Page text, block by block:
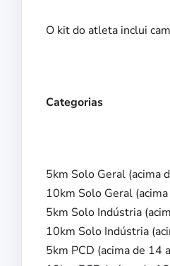
O kit do atleta inclui
Categorias
5km Solo Geral (acima
10km Solo Geral
5km Solo Indústria
10km Solo Indústria
5km PCD (acima de 14